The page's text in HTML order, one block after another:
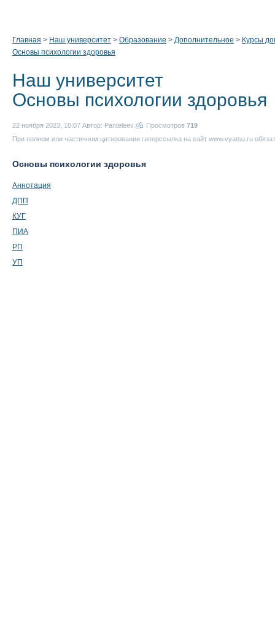
Главная > Наш университет > Образование > Дополнительное > Курсы
Основы психологии здоровья
Наш университет
Основы психологии здоровья
22 ноября 2023, 10:07 Автор: Panteleev Просмотров 719
При полном или частичном цитировании гиперссылка на сайт www.vyatsu.ru
Основы психологии здоровья
Аннотация
ДПП
КУГ
ПИА
РП
УП